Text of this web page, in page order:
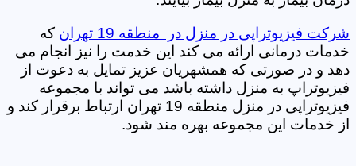
شرکت فیزیوتراپی در منزل در منطقه 19 تهران
که
خدمات درمانی ارائه می کند این خدمت را نیز انجام می
دهد و در صورتی که همشهریان عزیز تمایل به دعوت از
فیزیوتراپ به منزل داشته باشد می تواند با مجموعه
فیزیوتراپی در منزل منطقه 19 تهران ارتباط برقرار کند و
از خدمات این مجموعه بهره مند شود.